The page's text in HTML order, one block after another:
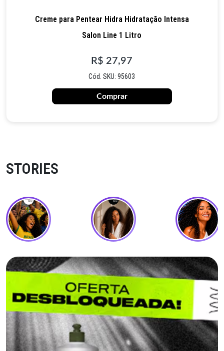
Creme para Pentear Hidra Hidratação Intensa
Salon Line 1 Litro
R$ 27,97
Cód. SKU: 95603
Comprar
STORIES